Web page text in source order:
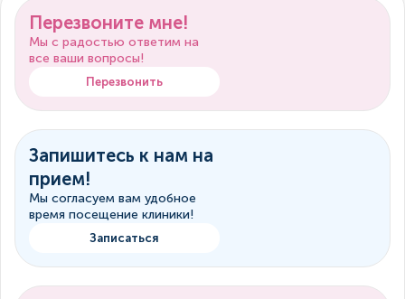
Перезвоните мне!
Мы с радостью ответим на
все ваши вопросы!
Перезвонить
Запишитесь к нам на
прием!
Мы согласуем вам удобное
время посещение клиники!
Записаться